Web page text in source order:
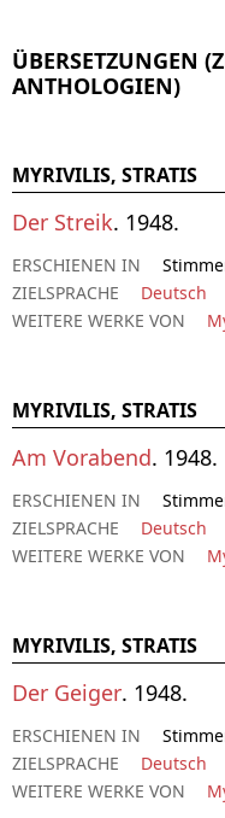
ÜBERSETZUNGEN
ANTHOLOGIEN)
MYRIVILIS, STRATIS
Der Streik. 1948.
ERSCHIENEN IN
ZIELSPRACHE
Deutsch
WEITERE WERKE VON
MYRIVILIS, STRATIS
Am Vorabend. 1948.
ERSCHIENEN IN
ZIELSPRACHE
Deutsch
WEITERE WERKE VON
MYRIVILIS, STRATIS
Der Geiger. 1948.
ERSCHIENEN IN
ZIELSPRACHE
Deutsch
WEITERE WERKE VON